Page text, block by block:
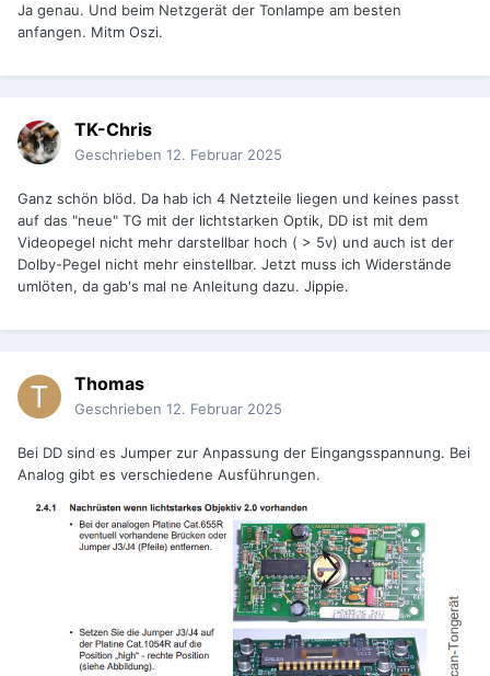
Ja genau. Und beim Netzgerät der Tonlampe am besten
anfangen. Mitm Oszi.
TK-Chris
Geschrieben 12. Februar 2025
Ganz schön blöd. Da hab ich 4 Netzteile liegen und keines passt
auf das "neue" TG mit der lichtstarken Optik, DD ist mit dem
Videopegel nicht mehr darstellbar hoch ( > 5v) und auch ist der
Dolby-Pegel nicht mehr einstellbar. Jetzt muss ich Widerstände
umlöten, da gab's mal ne Anleitung dazu. Jippie.
Thomas
Geschrieben 12. Februar 2025
Bei DD sind es Jumper zur Anpassung der Eingangsspannung. Bei
Analog gibt es verschiedene Ausführungen.